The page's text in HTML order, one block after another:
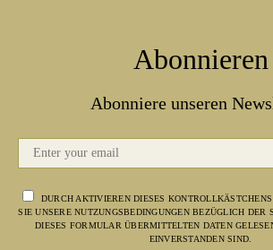
Abonnieren
Abonniere unseren
DURCH AKTIVIEREN DIESES
SIE UNSERE NUTZUNGSBEDINGUNGEN BEZÜGLICH DER
DIESES FORMULAR ÜBERMITTELTEN DATEN
EINVERSTANDEN SIND.